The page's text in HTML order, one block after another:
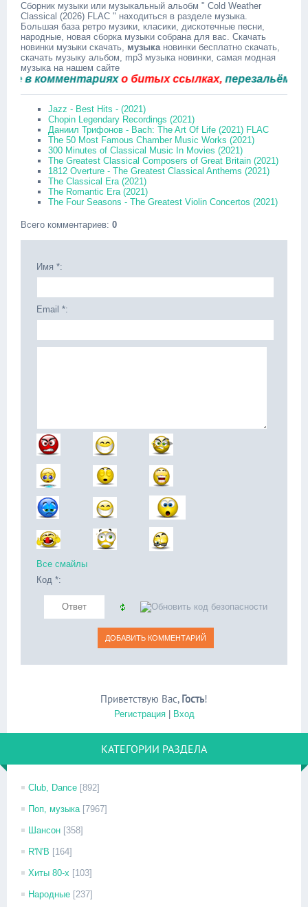
Сборник музыки или музыкальный альобм " Cold Weather
Classical (2026) FLAC " находиться в разделе музыка.
Большая база ретро музики, класики, дискотечные песни,
народные, новая сборка музыки собрана для вас. Скачать
новинки музыки скачать, музыкановинки бесплатно скачать,
скачать музыку альбом, mp3 музыка новинки, самая модная
музыка на нашем сайте
комментарияхо битых ссылках,перезальём
Jazz - Best Hits - (2021)
Chopin Legendary Recordings (2021)
Даниил Трифонов - Bach: The Art Of Life (2021) FLAC
The 50 Most Famous Chamber Music Works (2021)
300 Minutes of Classical Music In Movies (2021)
The Greatest Classical Composers of Great Britain (2021)
1812 Overture - The Greatest Classical Anthems (2021)
The Classical Era (2021)
The Romantic Era (2021)
The Four Seasons - The Greatest Violin Concertos (2021)
Всего комментариев: 0
Имя *:
Email *:
Все смайлы
Код *:
Приветствую Вас, Гость!
Регистрация| Вход
КАТЕГОРИИ РАЗДЕЛА
Club, Dance [892]
Поп, музыка [7967]
Шансон [358]
R'N'B [164]
Хиты 80-х [103]
Народные [237]